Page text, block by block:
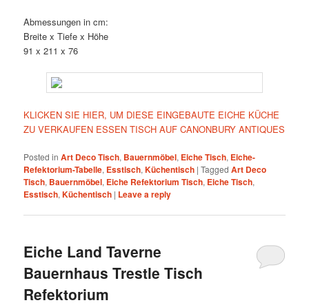
Abmessungen in cm:
Breite x Tiefe x Höhe
91 x 211 x 76
KLICKEN SIE HIER, UM DIESE EINGEBAUTE EICHE KÜCHE
ZU VERKAUFEN ESSEN TISCH AUF CANONBURY ANTIQUES
Posted in Art Deco Tisch, Bauernmöbel, Eiche Tisch, Eiche-
Refektorium-Tabelle, Esstisch,Küchentisch |Tagged Art Deco
Tisch, Bauernmöbel, Eiche Refektorium Tisch, Eiche Tisch,
Esstisch,Küchentisch | Leave a reply
Eiche Land Taverne
Bauernhaus Trestle Tisch
Refektorium